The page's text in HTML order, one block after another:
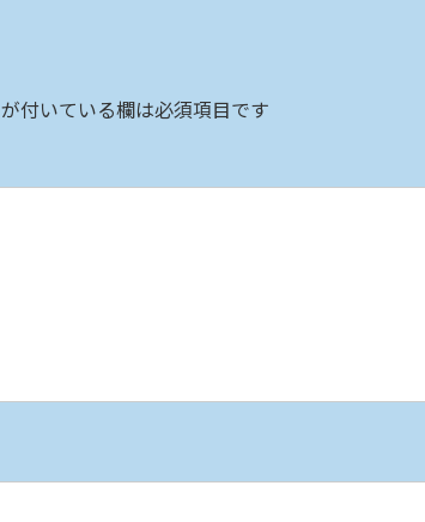
が付いている欄は必須項目です